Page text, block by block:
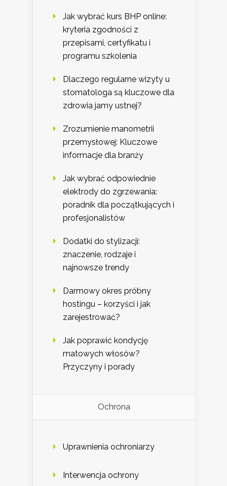
Jak wybrać kurs BHP online:
kryteria zgodności z
przepisami, certyfikatu i
programu szkolenia
Dlaczego regularne wizyty u
stomatologa są kluczowe dla
zdrowia jamy ustnej?
Zrozumienie manometrii
przemysłowej: Kluczowe
informacje dla branży
Jak wybrać odpowiednie
elektrody do zgrzewania:
poradnik dla początkujących i
profesjonalistów
Dodatki do stylizacji:
znaczenie, rodzaje i
najnowsze trendy
Darmowy okres próbny
hostingu – korzyści i jak
zarejestrować?
Jak poprawić kondycję
matowych włosów?
Przyczyny i porady
Ochrona
Uprawnienia ochroniarzy
Interwencja ochrony